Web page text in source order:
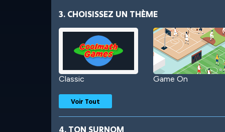
3. CHOISISSEZ UN THÈME
Classic Game On
Voir Tout
4. TON SURNOM